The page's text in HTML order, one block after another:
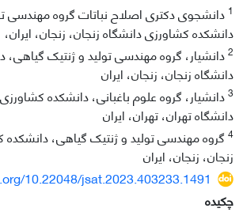
1 دانشجوی دکتری اصلاح نباتات گروه مهندسی
دانشکده کشاورزی دانشگاه زنجان، زنجان، ایران،
2دانشیار، گروه مهندسی تولید و ژنتیک
دانشگاه زنجان، زنجان، ایران
3دانشیار، گروه علوم باغبانی، دانشکده
دانشگاه تهران، تهران، ایران
4 گروه مهندسی تولید و ژنتیک گیاهی، دانشکده
زنجان، زنجان، ایران
10.22048/jsat.2023.403233.1491
چکیده